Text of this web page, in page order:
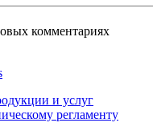
комментариях
и услуг
регламенту